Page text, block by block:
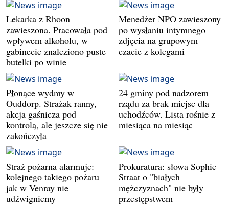
Lekarka z Rhoon
zawieszona. Pracowała pod
wpływem alkoholu, w
gabinecie znaleziono puste
butelki po winie
Menedżer NPO zawieszony
po wysłaniu intymnego
zdjęcia na grupowym
czacie z kolegami
Płonące wydmy w
Ouddorp. Strażak ranny,
akcja gaśnicza pod
kontrolą, ale jeszcze się nie
zakończyła
24 gminy pod nadzorem
rządu za brak miejsc dla
uchodźców. Lista rośnie z
miesiąca na miesiąc
Straż pożarna alarmuje:
kolejnego takiego pożaru
jak w Venray nie
udźwigniemy
Prokuratura: słowa Sophie
Straat o "białych
mężczyznach" nie były
przestępstwem